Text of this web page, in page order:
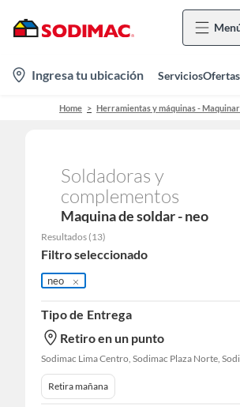
location-
icon
Ingresa tu ubicación ServiciosOfertas
Home Herramientas y máquinas -
Soldadoras y
complementos
Maquina de soldar - neo
Resultados (13)
Filtro seleccionado
neo
Tipo de Entrega
Retiro en un punto
Retira mañana